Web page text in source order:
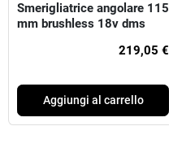
Smerigliatrice angolare 115
mm brushless 18v dms
219,05 €
Aggiungi al carrello